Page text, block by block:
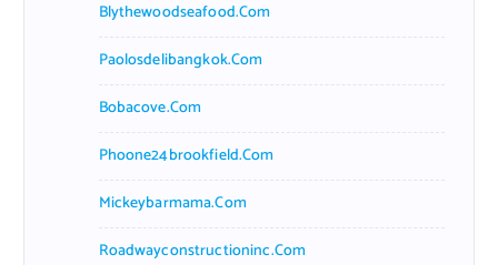
Blythewoodseafood.com
Paolosdelibangkok.com
Bobacove.com
Phoone24brookfield.com
Mickeybarmama.com
Roadwayconstructioninc.com